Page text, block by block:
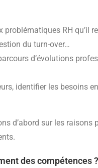
RH qu’il
du turn-over…
d’évolutions
identifier les besoins
d’abord sur les raisons
des compétences ?